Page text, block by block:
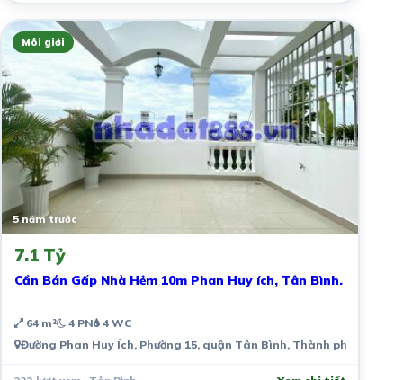
Môi giới
5 năm trước
7.1 Tỷ
Cần Bán Gấp Nhà Hẻm 10m Phan Huy ích, Tân Bình.
64 m² 4 PN 4 WC
Đường Phan Huy Ích, Phường 15, quận Tân Bình, Thành phố Hồ Chí